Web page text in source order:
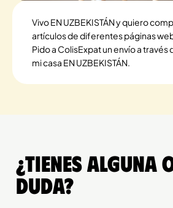
Vivo EN UZBEKISTÁN y quiero
artículos de diferentes páginas
Pido a ColisExpat un envío a través
mi casa EN UZBEKISTÁN.
¿Tienes alguna
duda?